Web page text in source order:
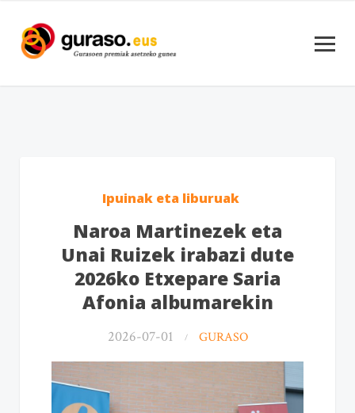
Ipuinak eta liburuak
Naroa Martinezek eta
Unai Ruizek irabazi dute
2026ko Etxepare Saria
Afonia albumarekin
2026-07-01 GURASO